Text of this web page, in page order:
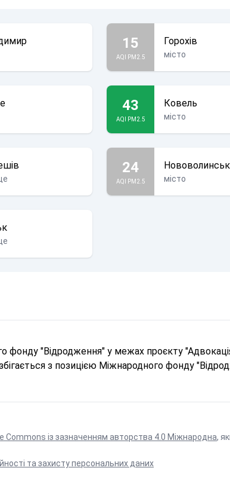
15
AQI PM2.5
Горохів
місто
43
AQI PM2.5
Ковель
місто
24
AQI PM2.5
Нововолинськ
місто
"Відродження" у межах проєкту
з позицією Міжнародного фонду
Commons із зазначенням авторства 4.0 Міжнародна,
та захисту персональних даних